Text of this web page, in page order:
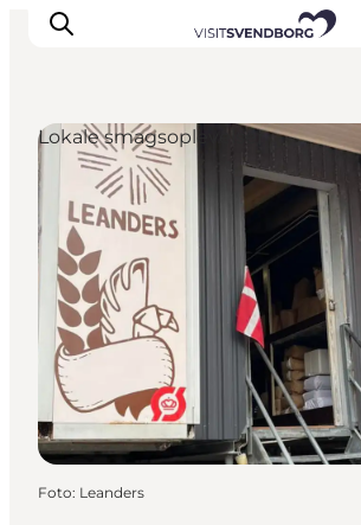
Oplev kultur & natur
Det sker i Svendborg
Spis og drik
handelsbyen Svendborg
Overnatning
Planlæg din tur
Lokale smagsoplevelser
Foto: Leanders